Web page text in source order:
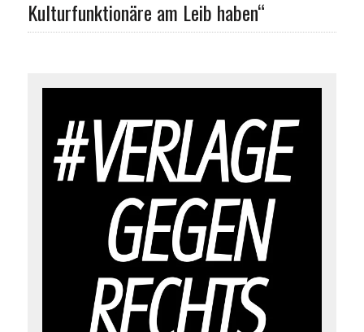
Kulturfunktionäre am Leib haben“